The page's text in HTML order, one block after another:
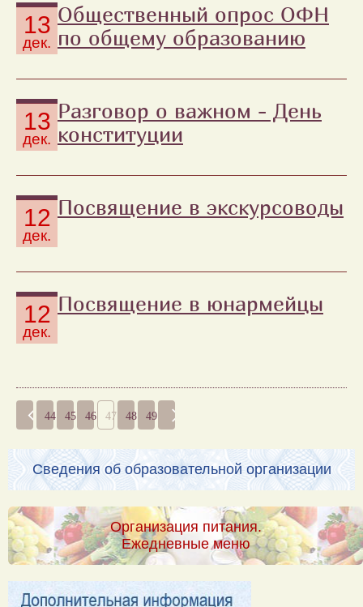
13
дек.
Общественный опрос ОФН
по общему образованию
13
дек.
Разговор о важном - День
конституции
12
дек.
Посвящение в экскурсоводы
12
дек.
Посвящение в юнармейцы
44 45 46 47 48 49
Сведения об образовательной организации
Организация питания.
Ежедневные меню